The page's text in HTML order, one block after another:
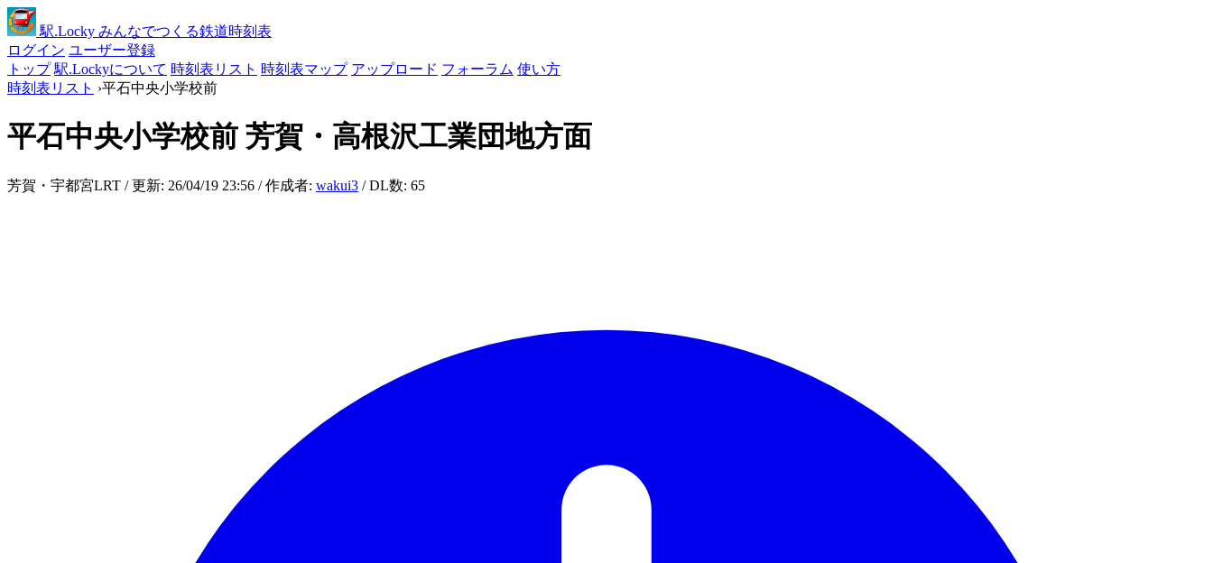
駅.Locky みんなでつくる鉄道時刻表
ログイン ユーザー登録
トップ 駅.Lockyについて 時刻表リスト 時刻表マップ アップロード フォーラム 使い方
時刻表リスト ›平石中央小学校前
平石中央小学校前 芳賀・高根沢工業団地方面
芳賀・宇都宮LRT / 更新: 26/04/19 23:56 / 作成者: wakui3 / DL数: 65